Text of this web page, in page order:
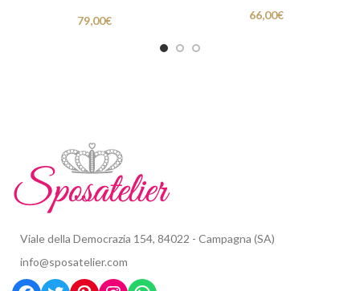
79,00€ 66,00€
Viale della Democrazia 154, 84022 - Campagna (SA)
info@sposatelier.com